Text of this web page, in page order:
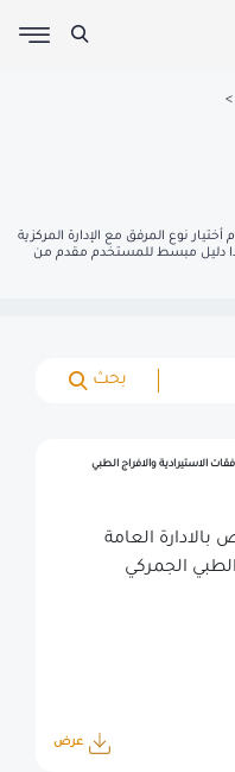
نوع المرفق مع الإدارة المركزية
هذا دليل مبسط للمستخدم مقدم من
بحث
الاستيرادية والافراج الطبي
بالادارة العامة
الجمركي
عرض